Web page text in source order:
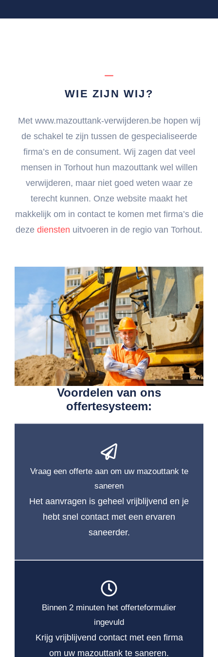
WIE ZIJN WIJ?
Met www.mazouttank-verwijderen.be hopen wij
de schakel te zijn tussen de gespecialiseerde
firma’s en de consument. Wij zagen dat veel
mensen in Torhout hun mazouttank wel willen
verwijderen, maar niet goed weten waar ze
terecht kunnen. Onze website maakt het
makkelijk om in contact te komen met firma’s die
deze diensten uitvoeren in de regio van Torhout.
Voordelen van ons
offertesysteem:
Vraag een offerte aan om uw mazouttank te
saneren
Het aanvragen is geheel vrijblijvend en je
hebt snel contact met een ervaren
saneerder.
Binnen 2 minuten het offerteformulier
ingevuld
Krijg vrijblijvend contact met een firma
om uw mazouttank te saneren.